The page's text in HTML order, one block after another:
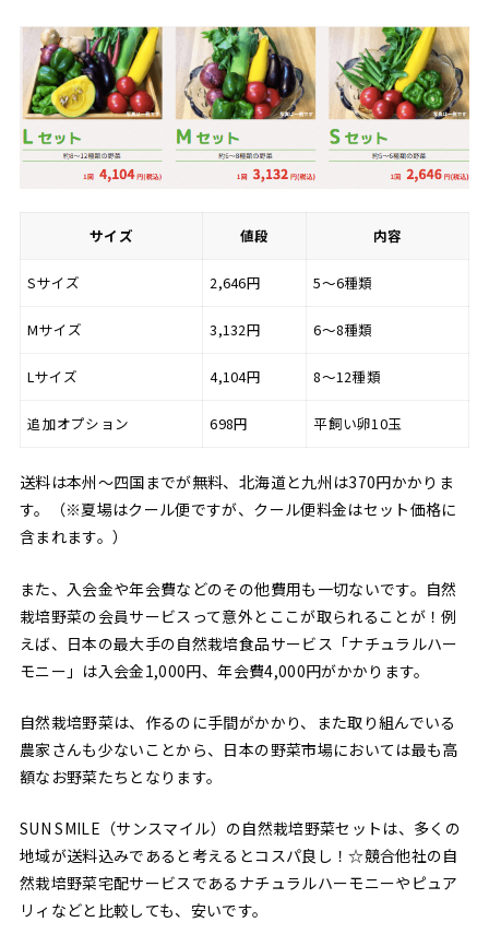
サイズ 値段 内容
Sサイズ 2,646円 5〜6種類
Mサイズ 3,132円 6〜8種類
Lサイズ 4,104円 8〜12種類
追加オプション 698円 平飼い卵10玉
送料は本州〜四国までが無料、北海道と九州は370円かかりま
す。（※夏場はクール便ですが、クール便料金はセット価格に
含まれます。）
また、入会金や年会費などのその他費用も一切ないです。自然
栽培野菜の会員サービスって意外とここが取られることが！例
えば、日本の最大手の自然栽培食品サービス「ナチュラルハー
モニー」は入会金1,000円、年会費4,000円がかかります。
自然栽培野菜は、作るのに手間がかかり、また取り組んでいる
農家さんも少ないことから、日本の野菜市場においては最も高
額なお野菜たちとなります。
SUN SMILE（サンスマイル）の自然栽培野菜セットは、多くの
地域が送料込みであると考えるとコスパ良し！☆競合他社の自
然栽培野菜宅配サービスであるナチュラルハーモニーやピュア
リィなどと比較しても、安いです。